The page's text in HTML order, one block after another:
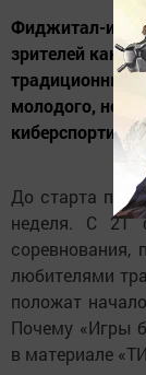
Фиджитал-игры
зрителей как
традиционным
молодого, не
До старта
неделя. С 21
любителями
положат
Почему «Игры
в материале